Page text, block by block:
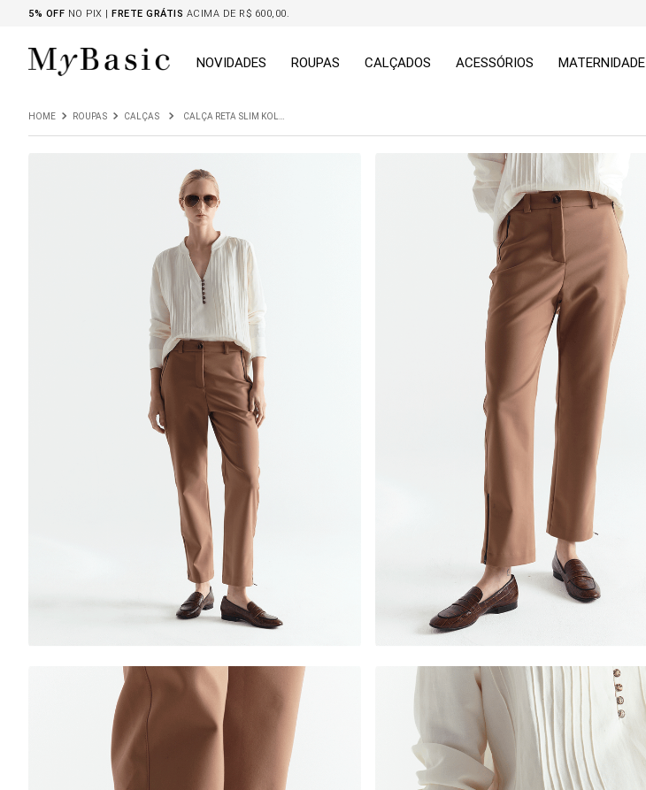
5% OFF NO PIX | FRETE GRÁTIS ACIMA DE R$ 600,00.
NOVIDADES ROUPAS CALÇADOS ACESSÓRIOS MATERNIDADE
ROUPAS CALÇAS CALÇA RETA SLIM KOLBEY MARROM LATTE